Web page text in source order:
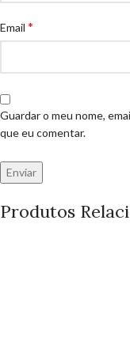
Email *
Guardar o meu nome,
que eu comentar.
Produtos